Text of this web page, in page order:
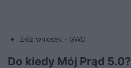
Złóż wniosek - GWD
Do kiedy Mój Prąd 5.0?